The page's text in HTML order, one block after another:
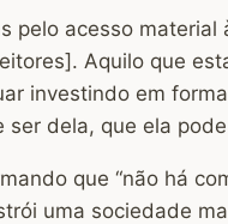
pelo acesso
Aquilo que
investindo em
dela, que ela
que “não há
uma sociedade